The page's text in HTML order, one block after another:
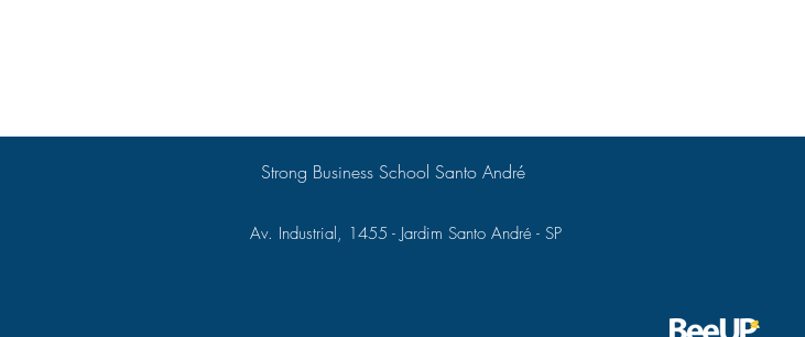
Strong Business School Santo André
Av. Industrial, 1455 - Jardim Santo André - SP